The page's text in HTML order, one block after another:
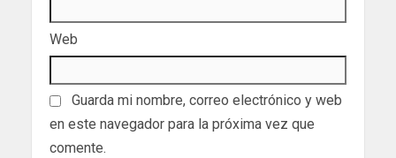
Web
Guarda mi nombre, correo electrónico y web
en este navegador para la próxima vez que
comente.